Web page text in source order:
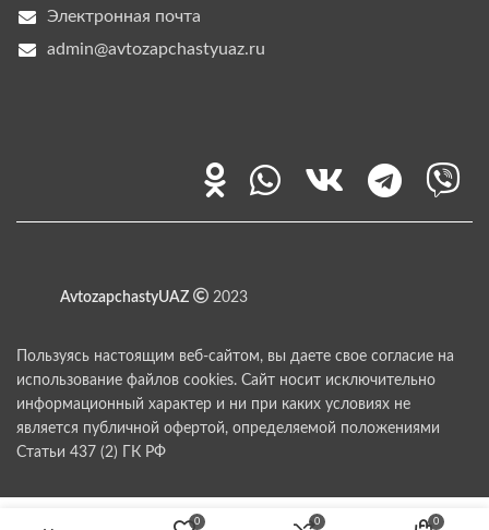
Электронная почта
admin@avtozapchastyuaz.ru
AvtozapchastyUAZ 2023
Пользуясь настоящим веб-сайтом, вы даете свое согласие на
использование файлов cookies. Сайт носит исключительно
информационный характер и ни при каких условиях не
является публичной офертой, определяемой положениями
Статьи 437 (2) ГК РФ
0 0 0